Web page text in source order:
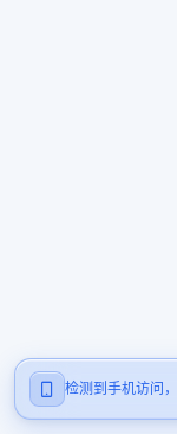
检测到手机访问